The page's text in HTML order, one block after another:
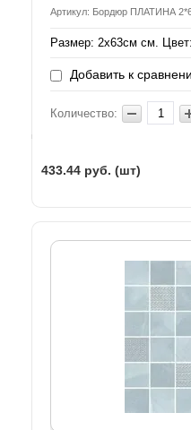
Артикул: Бордюр ПЛАТИНА
Размер: 2x63см см.
Добавить к
Количество:
433.44 руб. (шт)